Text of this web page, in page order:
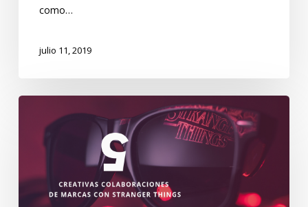
como…
julio 11, 2019